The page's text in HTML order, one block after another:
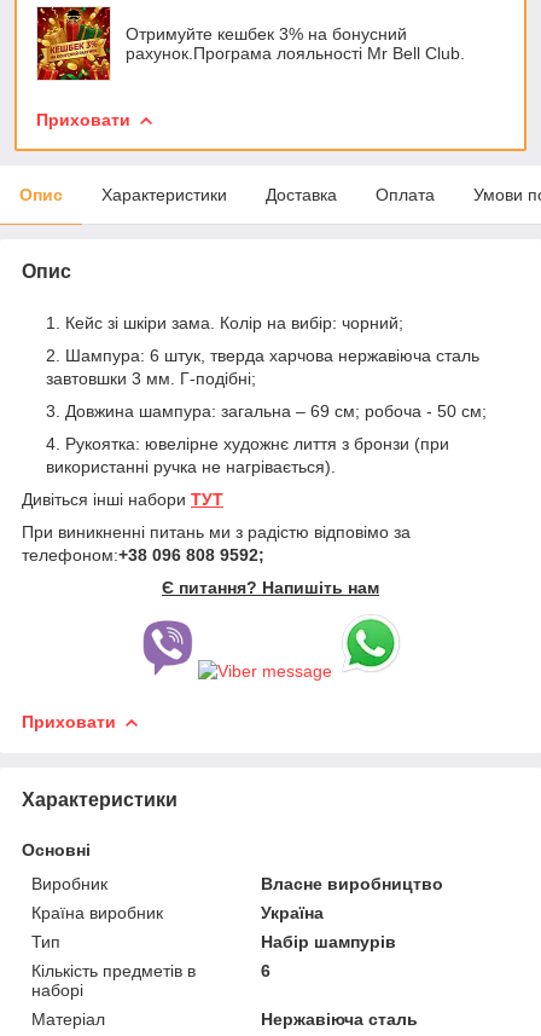
Отримуйте кешбек 3% на бонусний
рахунок.Програма лояльності Mr Bell Club.
Приховати
Опис Характеристики Доставка Оплата Умови
Опис
Кейс зі шкіри зама. Колір на вибір: чорний;
Шампура: 6 штук, тверда харчова нержавіюча сталь
завтовшки 3 мм. Г-подібні;
Довжина шампура: загальна – 69 см; робоча - 50 см;
Рукоятка: ювелірне художнє лиття з бронзи (при
використанні ручка не нагрівається).
Дивіться інші набори ТУТ
При виникненні питань ми з радістю відповімо за
телефоном:+38 096 808 9592;
Є питання? Напишіть нам
Приховати
Характеристики
Основні
Виробник
Власне виробництво
Країна виробник
Україна
Тип
Набір шампурів
Кількість предметів в
наборі
6
Матеріал
Нержавіюча сталь